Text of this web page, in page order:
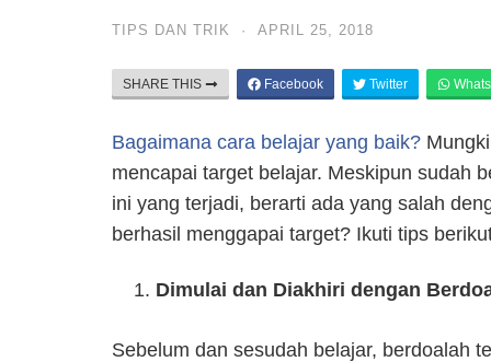
TIPS DAN TRIK · APRIL 25, 2018
SHARE THIS Facebook Twitter
Bagaimana cara belajar yang baik?
mencapai target belajar. Meskipun sudah
ini yang terjadi, berarti ada yang salah
berhasil menggapai target? Ikuti tips
Dimulai dan Diakhiri dengan
Sebelum dan sesudah belajar, berdoalah